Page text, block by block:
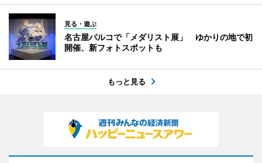
見る・遊ぶ
名古屋パルコで「メダリスト展」 ゆかりの地で初
開催、新フォトスポットも
もっと見る